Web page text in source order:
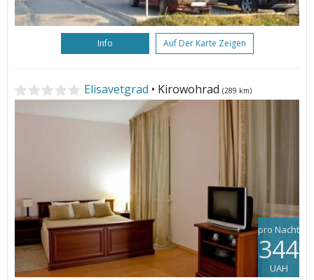
Info Auf Der Karte Zeigen
Elisavetgrad • Kirowohrad (289 km)
pro Nacht
344
UAH